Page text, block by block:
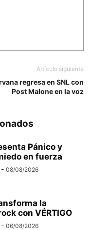
Artículo siguiente
regresa en SNL con
Post Malone en la voz
Pánico y
en fuerza
- 08/08/2026
la
con VÉRTIGO
- 06/08/2026